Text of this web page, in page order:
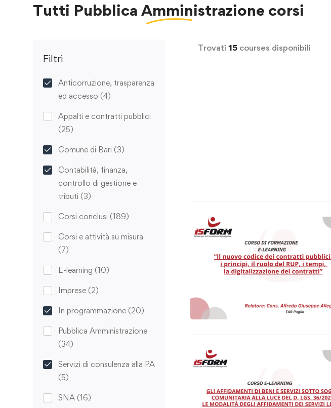
Tutti Pubblica Amministrazione corsi
Filtri
Anticorruzione, trasparenza
ed accesso (4)
Appalti e contratti pubblici
(25)
Comune di Bari (3)
Contabilità, finanza,
controllo di gestione e
tributi (3)
Corsi conclusi (189)
Corsi e attività su misura
(7)
E-learning (10)
Imprese (2)
In programmazione (20)
Pubblica Amministrazione
(34)
Servizi di consulenza alla PA
(5)
SNA (16)
Trovati 15 courses disponibili